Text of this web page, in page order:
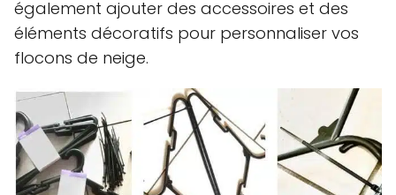
également ajouter des accessoires et des
éléments décoratifs pour personnaliser vos
flocons de neige.